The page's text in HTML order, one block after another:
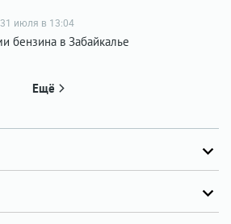
31 июля в 13:04
бензина в Забайкалье
Ещё